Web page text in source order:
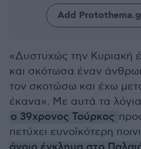
Add
«Δυστυχώς την Κυριακή
και σκότωσα έναν
τον σκοτώσω και έχω
έκανα». Με αυτά τα
ο 39χρονος Τούρκος
πετύχει ευνοϊκότερη